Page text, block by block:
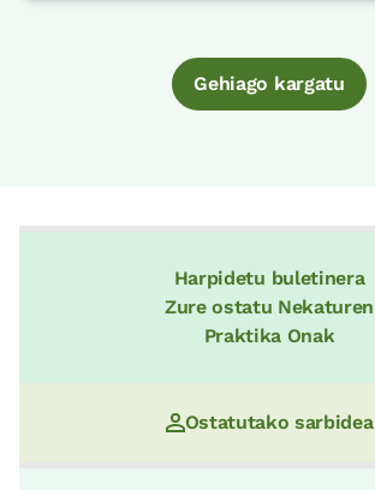
Gehiago kargatu
Harpidetu buletinera
Zure ostatu Nekaturen
Praktika Onak
Ostatutako sarbidea